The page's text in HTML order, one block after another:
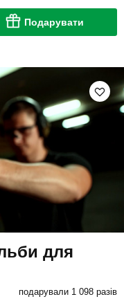
Подарувати
для
подарували 1 098 разів